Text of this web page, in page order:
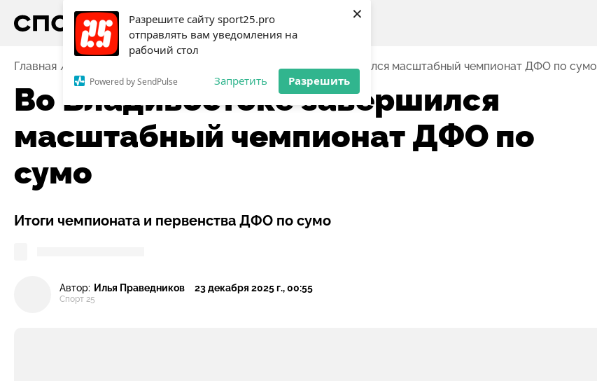
Разрешите сайту sport25.pro
отправлять вам уведомления на
рабочий стол
Powered by SendPulse Запретить Разрешить
×
Главная Во Владивостоке завершился масштабный чемпионат ДФО по сумо
Во Владивостоке завершился
масштабный чемпионат ДФО по
сумо
Итоги чемпионата и первенства ДФО по сумо
Автор: Илья Праведников
Спорт 25
23 декабря 2025 г., 00:55